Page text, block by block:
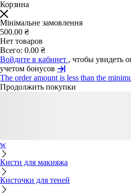
Корзина
Мінімальне замовлення
500.00 ₴
Нет товаров
Всего: 0.00 ₴
Войдите в кабинет , чтобы увидеть
учетом бонусов
The order amount is less than the
Продолжить покупки
w
Кисти для макияжа
Кисточки для теней